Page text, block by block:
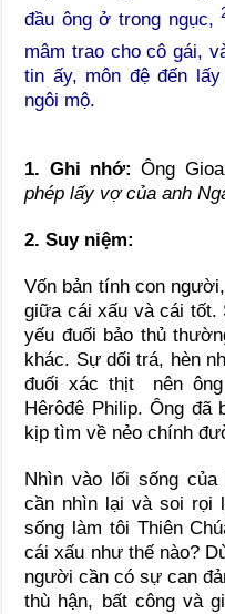
đầu ông ở trong ngục,
mâm trao cho cô gái,
tin ấy, môn đệ đến
ngôi mộ.
1. Ghi nhớ: Ông
phép lấy vợ của anh
2. Suy niệm:
Vốn bản tính con
giữa cái xấu và cái tốt.
yếu đuối bảo thủ
khác. Sự dối trá, hèn
đuối xác thịt nên
Hêrôđê Philip. Ông
kịp tìm về nẻo chính
Nhìn vào lối sống
cần nhìn lại và soi rọi
sống làm tôi Thiên
cái xấu như thế nào?
người cần có sự can
thù hận, bất công và